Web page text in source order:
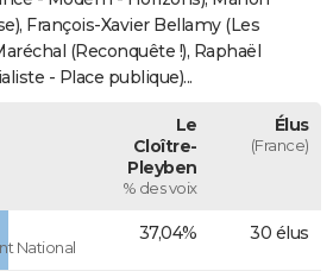
François-Xavier Bellamy (Les
(Reconquête !), Raphaël
- Place publique)...
Le
Cloître-
Pleyben
% des voix
Élus
(France)
National
37,04% 30 élus